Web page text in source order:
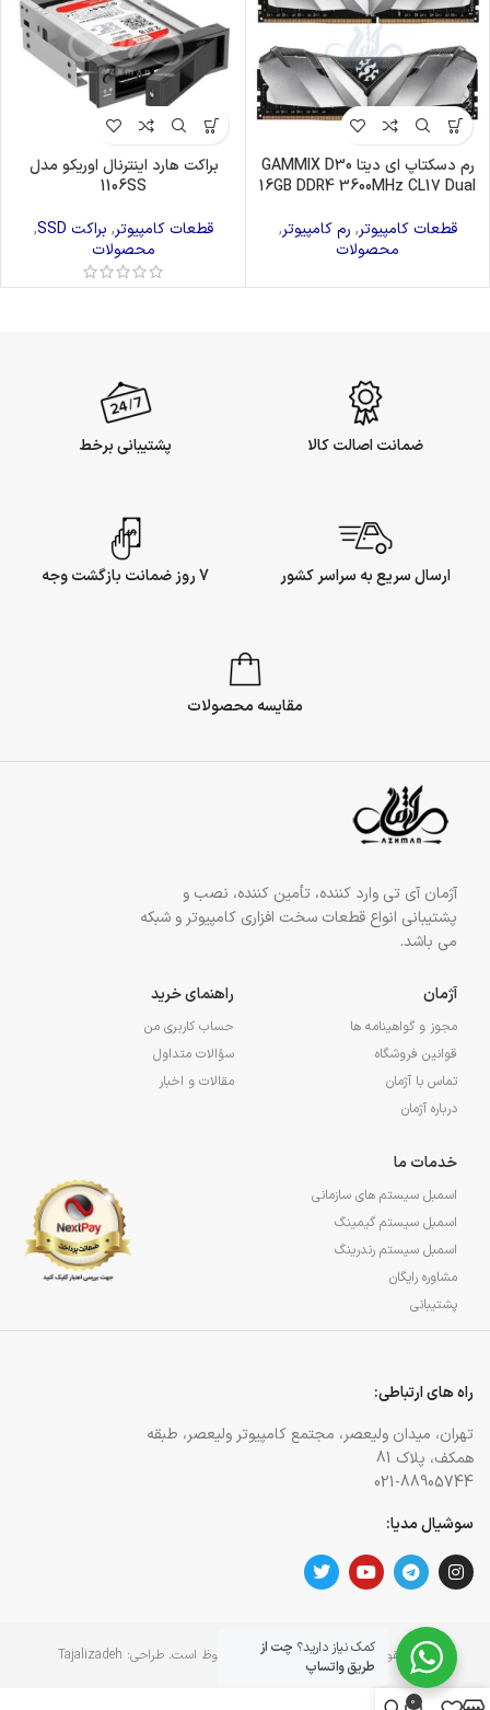
رم دسکتاپ ای دیتا GAMMIX D30
16GB DDR4 3600MHz CL17 Dual
قطعات کامپیوتر, رم کامپیوتر,
محصولات
براکت هارد اینترنال اوریکو مدل
1106SS
قطعات کامپیوتر, براکت SSD
,
محصولات
ضمانت اصالت کالا پشتیبانی برخط
ارسال سریع به سراسر کشور 7 روز ضمانت بازگشت وجه
مقایسه محصولات
آژمان آی تی وارد کننده، تأمین کننده، نصب و
پشتیبانی انواع قطعات سخت افزاری کامپیوتر و شبکه
می باشد.
آژمان
مجوز و گواهینامه ها
قوانین فروشگاه
تماس با آژمان
درباره آژمان
راهنمای خرید
حساب کاربری من
سؤالات متداول
مقالات و اخبار
خدمات ما
اسمبل سیستم های سازمانی
اسمبل سیستم گیمینگ
اسمبل سیستم رندرینگ
مشاوره رایگان
پشتیبانی
راه های ارتباطی:
تهران، میدان ولیعصر، مجتمع کامپیوتر ولیعصر، طبقه
همکف، پلاک 81
021-88905744
سوشیال مدیا:
کلیه حقوق برای وبسایت آژمان آی تی محفوظ است. طراحی: Tajalizadeh کمک نیاز دارید؟ چت از
طریق واتساپ
0